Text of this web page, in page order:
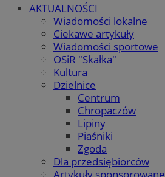
AKTUALNOŚCI
Wiadomości lokalne
Ciekawe artykuły
Wiadomości sportowe
OSiR "Skałka"
Kultura
Dzielnice
Centrum
Chropaczów
Lipiny
Piaśniki
Zgoda
Dla przedsiębiorców